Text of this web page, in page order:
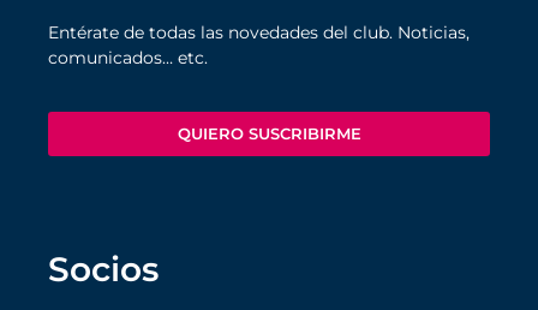
Entérate de todas las novedades del club. Noticias,
comunicados… etc.
QUIERO SUSCRIBIRME
Socios